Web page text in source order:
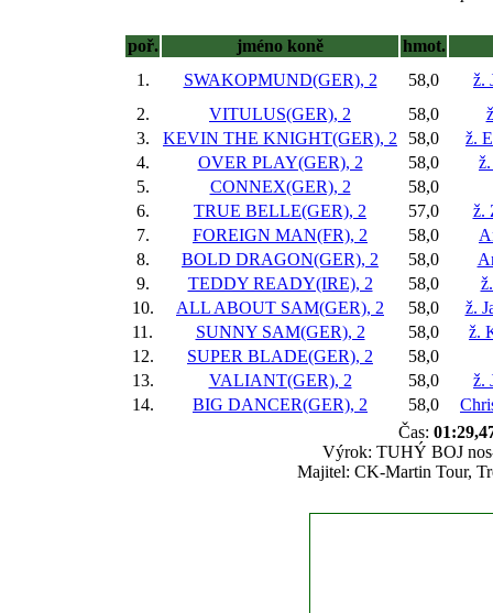
poř. jméno koně
hmot.
1.
SWAKOPMUND(GER), 2 58,0
ž.
2.
VITULUS(GER), 2 58,0
3.
KEVIN THE KNIGHT(GER), 2 58,0
ž.
4.
OVER PLAY(GER), 2 58,0
5.
CONNEX(GER), 2
58,0
6.
TRUE BELLE(GER), 2 57,0
ž.
7.
FOREIGN MAN(FR), 2 58,0
8.
BOLD DRAGON(GER), 2 58,0
9.
TEDDY READY(IRE), 2 58,0
10.
ALL ABOUT SAM(GER), 2 58,0
ž.
11.
SUNNY SAM(GER), 2 58,0
ž.
12.
SUPER BLADE(GER), 2
58,0
13.
VALIANT(GER), 2 58,0
ž.
14.
BIG DANCER(GER), 2 58,0
Čas:
Výrok: TUHÝ BOJ
Majitel: CK-Martin Tour,